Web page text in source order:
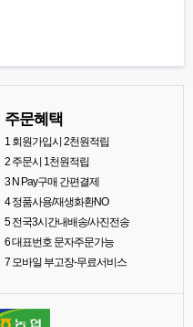
주문혜택
1회원가입시 2천원적립
2주문시 1천원적립
3N Pay구매 간편결제
4정품사용/재생화환NO
5전국3시간내배송/사진전송
6대표번호 문자주문가능
7모바일 부고장-무료서비스